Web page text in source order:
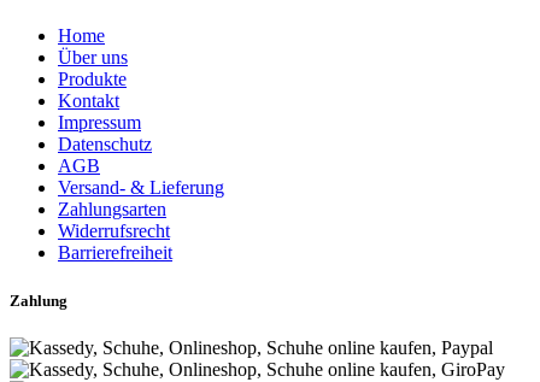
Home
Über uns
Produkte
Kontakt
Impressum
Datenschutz
AGB
Versand- & Lieferung
Zahlungsarten
Widerrufsrecht
Barrierefreiheit
Zahlung